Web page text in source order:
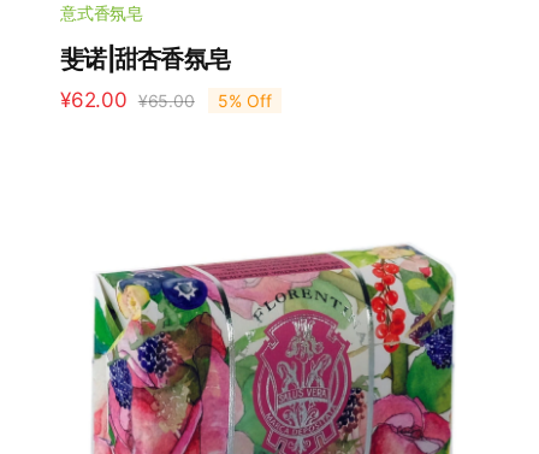
意式香氛皂
斐诺|甜杏香氛皂
¥65.00原
¥62.00
当
5% Off